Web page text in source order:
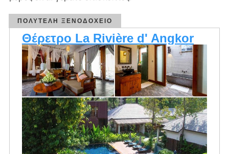
ΠΟΛΥΤΕΛΉ ΞΕΝΟΔΟΧΕΊΟ
Θέρετρο La Rivière d' Angkor